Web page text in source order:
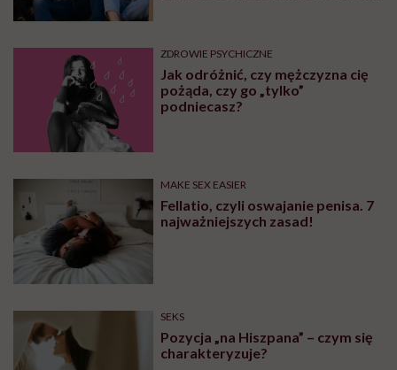
ZDROWIE PSYCHICZNE
Jak odróżnić, czy mężczyzna cię
pożąda, czy go „tylko”
podniecasz?
MAKE SEX EASIER
Fellatio, czyli oswajanie penisa. 7
najważniejszych zasad!
SEKS
Pozycja „na Hiszpana” – czym się
charakteryzuje?